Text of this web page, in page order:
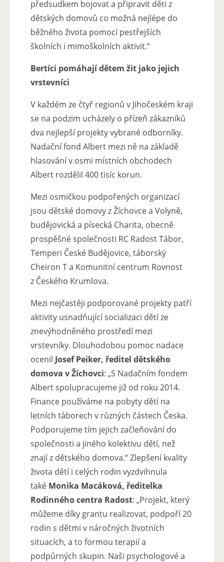
předsudkem bojovat a připravit děti z
dětských domovů co možná nejlépe do
běžného života pomocí pestřejších
školních i mimoškolních aktivit.“
Bertíci pomáhají dětem žit jako jejich
vrstevníci
V každém ze čtyř regionů v Jihočeském kraji
se na podzim ucházely o přízeň zákazníků
dva nejlepší projekty vybrané odborníky.
Nadační fond Albert mezi ně na základě
hlasování v osmi místních obchodech
Albert rozdělil 400 tisíc korun.
Mezi osmičkou podpořených organizací
jsou dětské domovy z Žíchovce a Volyně,
budějovická a písecká Charita, obecně
prospěšné společnosti RC Radost Tábor,
Temperi České Budějovice, táborský
Cheiron T a Komunitní centrum Rovnost
z Českého Krumlova.
Mezi nejčastěji podporované projekty patří
aktivity usnadňující socializaci dětí ze
znevýhodněného prostředí mezi
vrstevníky. Dlouhodobou pomoc nadace
ocenil Josef Peiker, ředitel dětského
domova v Žíchovci: „S Nadačním fondem
Albert spolupracujeme již od roku 2014.
Finance používáme na pobyty dětí na
letních táborech v různých částech Česka.
Podporujeme tím jejich začleňování do
společnosti a jiného kolektivu dětí, než
znají z dětského domova.“ Zlepšení kvality
života dětí i celých rodin vyzdvihnula
také Monika Macáková, ředitelka
Rodinného centra Radost: „Projekt, který
můžeme díky grantu realizovat, podpoří 20
rodin s dětmi v náročných životních
situacích, a to formou terapií a
podpůrných skupin. Naši psychologové a